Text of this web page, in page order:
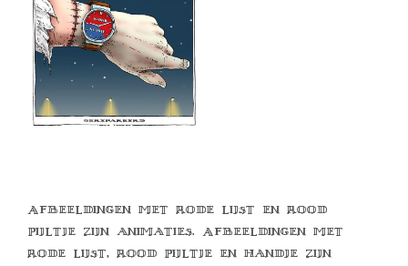
Afbeeldingen met rode lijst en rood
pijltje zijn animaties. Afbeeldingen met
rode lijst, rood pijltje en handje zijn